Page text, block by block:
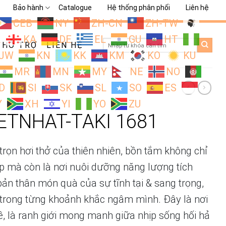
Bảo hành Catalogue Hệ thống phân phối Liên hệ
CEB NY ZH-CN
ZH-TW
KA DE EL GU
HT
KN KK KM KO
KU
MR
MN MY NE
NO
SI SK SL SO
ES
XH YI YO ZU
HỖ TRỢ LIÊN HỆ
Search
for:
TAKI 1681
hơi thở của thiên nhiên, bồn tắm không chỉ
mà còn là nơi nuôi dưỡng năng lượng tích
thân món quà của sự tĩnh tại & sang trọng,
từng khoảnh khắc ngâm mình. Đây là nơi
là ranh giới mong manh giữa nhịp sống hối hả